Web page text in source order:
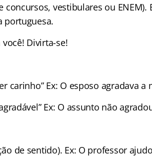
concursos, vestibulares ou ENEM).
portuguesa.
Divirta-se!
carinho” Ex: O esposo agradava a
Ex: O assunto não
de sentido). Ex: O professor